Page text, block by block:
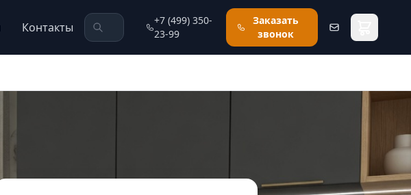
Контакты
+7 (499) 350-
23-99
Заказать
звонок